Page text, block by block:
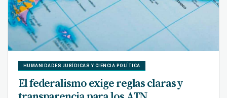
HUMANIDADES JURÍDICAS Y CIENCIA POLÍTICA
El federalismo exige reglas claras y